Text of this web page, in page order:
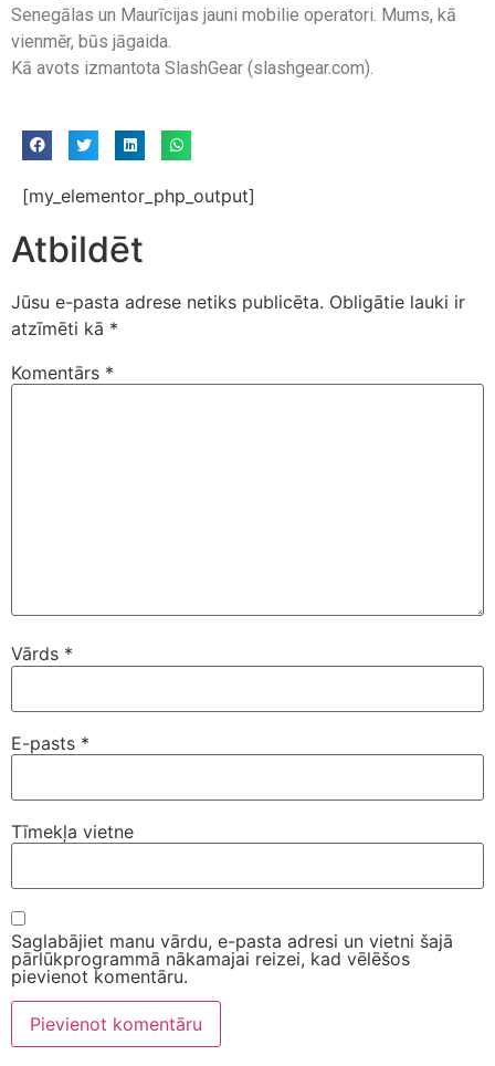
Senegālas un Maurīcijas jauni mobilie operatori. Mums, kā
vienmēr, būs jāgaida.
Kā avots izmantota SlashGear (slashgear.com).
[my_elementor_php_output]
Atbildēt
Jūsu e-pasta adrese netiks publicēta. Obligātie lauki ir
atzīmēti kā *
Komentārs *
Vārds *
E-pasts *
Tīmekļa vietne
Saglabājiet manu vārdu, e-pasta adresi un vietni šajā
pārlūkprogrammā nākamajai reizei, kad vēlēšos
pievienot komentāru.